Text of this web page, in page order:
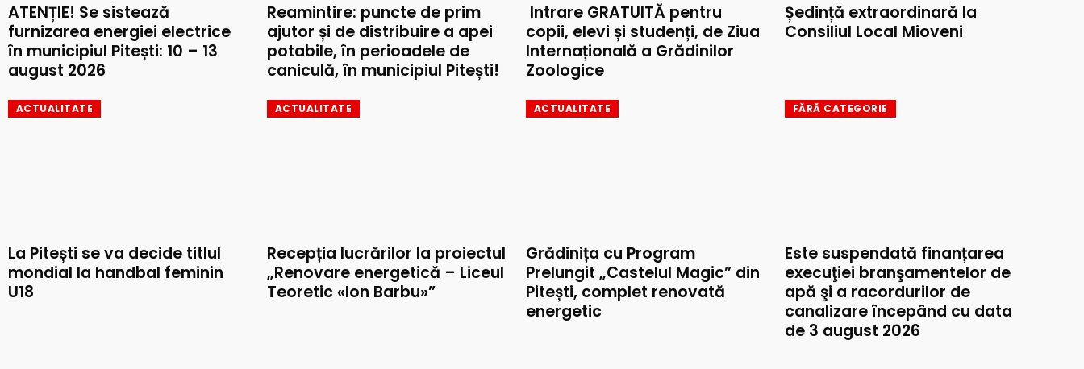
ATENȚIE! Se sistează
furnizarea energiei electrice
în municipiul Pitești: 10 – 13
august 2026
Reamintire: puncte de prim
ajutor și de distribuire a apei
potabile, în perioadele de
caniculă, în municipiul Pitești!
Intrare GRATUITĂ pentru
copii, elevi și studenți, de Ziua
Internațională a Grădinilor
Zoologice
Ședință extraordinară la
Consiliul Local Mioveni
ACTUALITATE
La Pitești se va decide titlul
mondial la handbal feminin
U18
ACTUALITATE
Recepția lucrărilor la proiectul
„Renovare energetică – Liceul
Teoretic «Ion Barbu»”
ACTUALITATE
Grădinița cu Program
Prelungit „Castelul Magic” din
Pitești, complet renovată
energetic
FĂRĂ CATEGORIE
Este suspendată finanțarea
execuţiei branşamentelor de
apă şi a racordurilor de
canalizare începând cu data
de 3 august 2026